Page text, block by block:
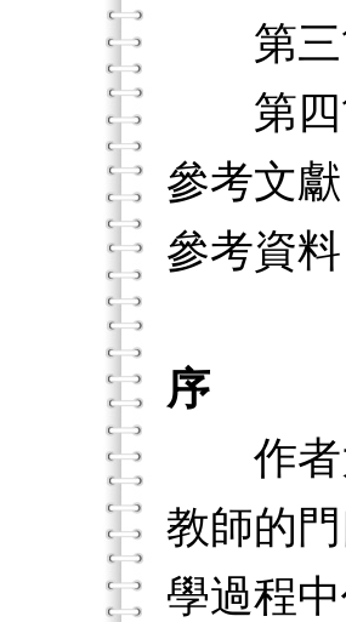
第三
第四
參考文獻
參考資料
序
作者大
教師的
學過程